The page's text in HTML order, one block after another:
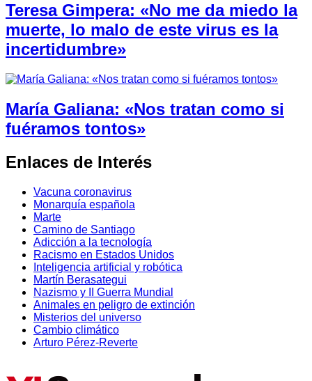
Teresa Gimpera: «No me da miedo la
muerte, lo malo de este virus es la
incertidumbre»
María Galiana: «Nos tratan como si
fuéramos tontos»
Enlaces de Interés
Vacuna coronavirus
Monarquía española
Marte
Camino de Santiago
Adicción a la tecnología
Racismo en Estados Unidos
Inteligencia artificial y robótica
Martín Berasategui
Nazismo y II Guerra Mundial
Animales en peligro de extinción
Misterios del universo
Cambio climático
Arturo Pérez-Reverte